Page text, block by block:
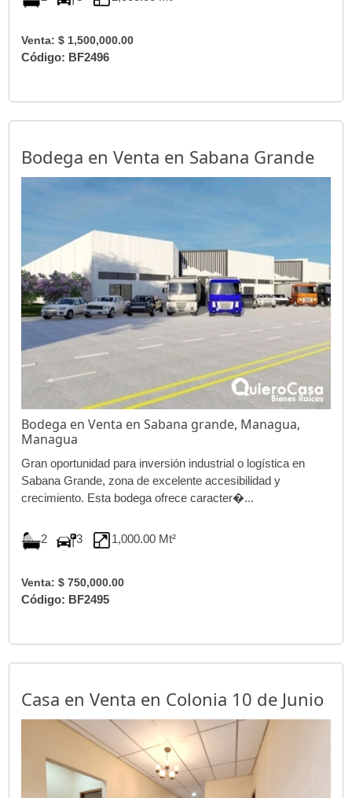
Venta: $ 1,500,000.00
Código: BF2496
Bodega en Venta en Sabana Grande
Bodega en Venta en Sabana grande, Managua,
Managua
Gran oportunidad para inversión industrial o logística en
Sabana Grande, zona de excelente accesibilidad y
crecimiento. Esta bodega ofrece caracter�...
2 3 1,000.00 Mt²
Venta: $ 750,000.00
Código: BF2495
Casa en Venta en Colonia 10 de Junio